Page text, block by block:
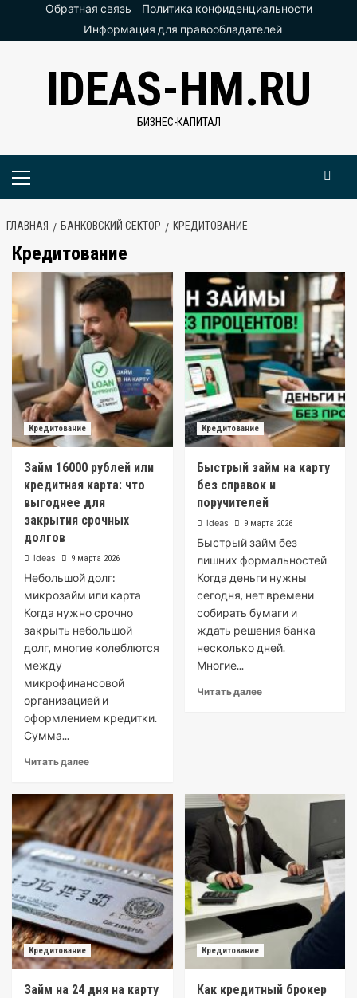
ПерейтиОбратная связь
Политика конфиденциальности
Информация для правообладателей
IDEAS-HM.RU
БИЗНЕС-КАПИТАЛ
Основное
ГЛАВНАЯ БАНКОВСКИЙ СЕКТОР КРЕДИТОВАНИЕ
Кредитование
Кредитование
Займ 16000 рублей или
кредитная карта: что
выгоднее для
закрытия срочных
долгов
ideas 9 марта 2026
Небольшой долг:
микрозайм или карта
Когда нужно срочно
закрыть небольшой
долг, многие колеблются
между
микрофинансовой
организацией и
оформлением кредитки.
Сумма...
Читать далее
Кредитование
Быстрый займ на карту
без справок и
поручителей
ideas 9 марта 2026
Быстрый займ без
лишних формальностей
Когда деньги нужны
сегодня, нет времени
собирать бумаги и
ждать решения банка
несколько дней.
Многие...
Читать далее
Кредитование
Займ на 24 дня на карту
Кредитование
Как кредитный брокер